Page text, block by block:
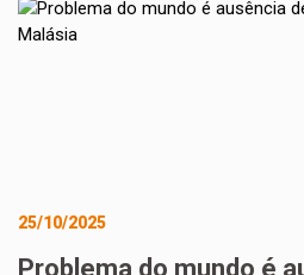
25/10/2025
Problema do mundo é